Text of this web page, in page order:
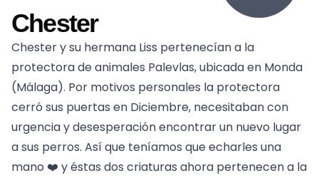
Chester
Chester y su hermana Liss pertenecían a la
protectora de animales Palevlas, ubicada en Monda
(Málaga). Por motivos personales la protectora
cerró sus puertas en Diciembre, necesitaban con
urgencia y desesperación encontrar un nuevo lugar
a sus perros. Así que teníamos que echarles una
mano ❤️ y éstas dos criaturas ahora pertenecen a la